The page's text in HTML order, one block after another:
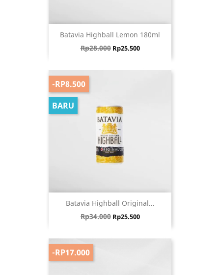
Batavia Highball Lemon 180ml
Harga biasa
Rp28.000 Harga
Rp25.500
Batavia Highball Original...
Harga biasa
Rp34.000 Harga
Rp25.500
-RP8.500
BARU
-RP17.000